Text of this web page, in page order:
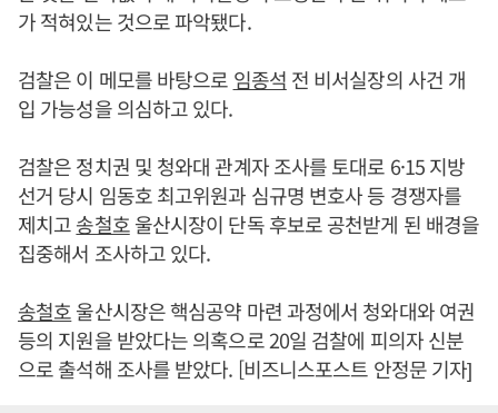
가 적혀있는 것으로 파악됐다.
검찰은 이 메모를 바탕으로 임종석 전 비서실장의 사건 개
입 가능성을 의심하고 있다.
검찰은 정치권 및 청와대 관계자 조사를 토대로 6·15 지방
선거 당시 임동호 최고위원과 심규명 변호사 등 경쟁자를
제치고송철호울산시장이 단독 후보로 공천받게 된 배경을
집중해서 조사하고 있다.
송철호울산시장은 핵심공약 마련 과정에서 청와대와 여권
등의 지원을 받았다는 의혹으로 20일 검찰에 피의자 신분
으로 출석해 조사를 받았다. [비즈니스포스트 안정문 기자]